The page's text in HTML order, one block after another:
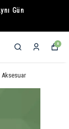
Gün
0
Aksesuar